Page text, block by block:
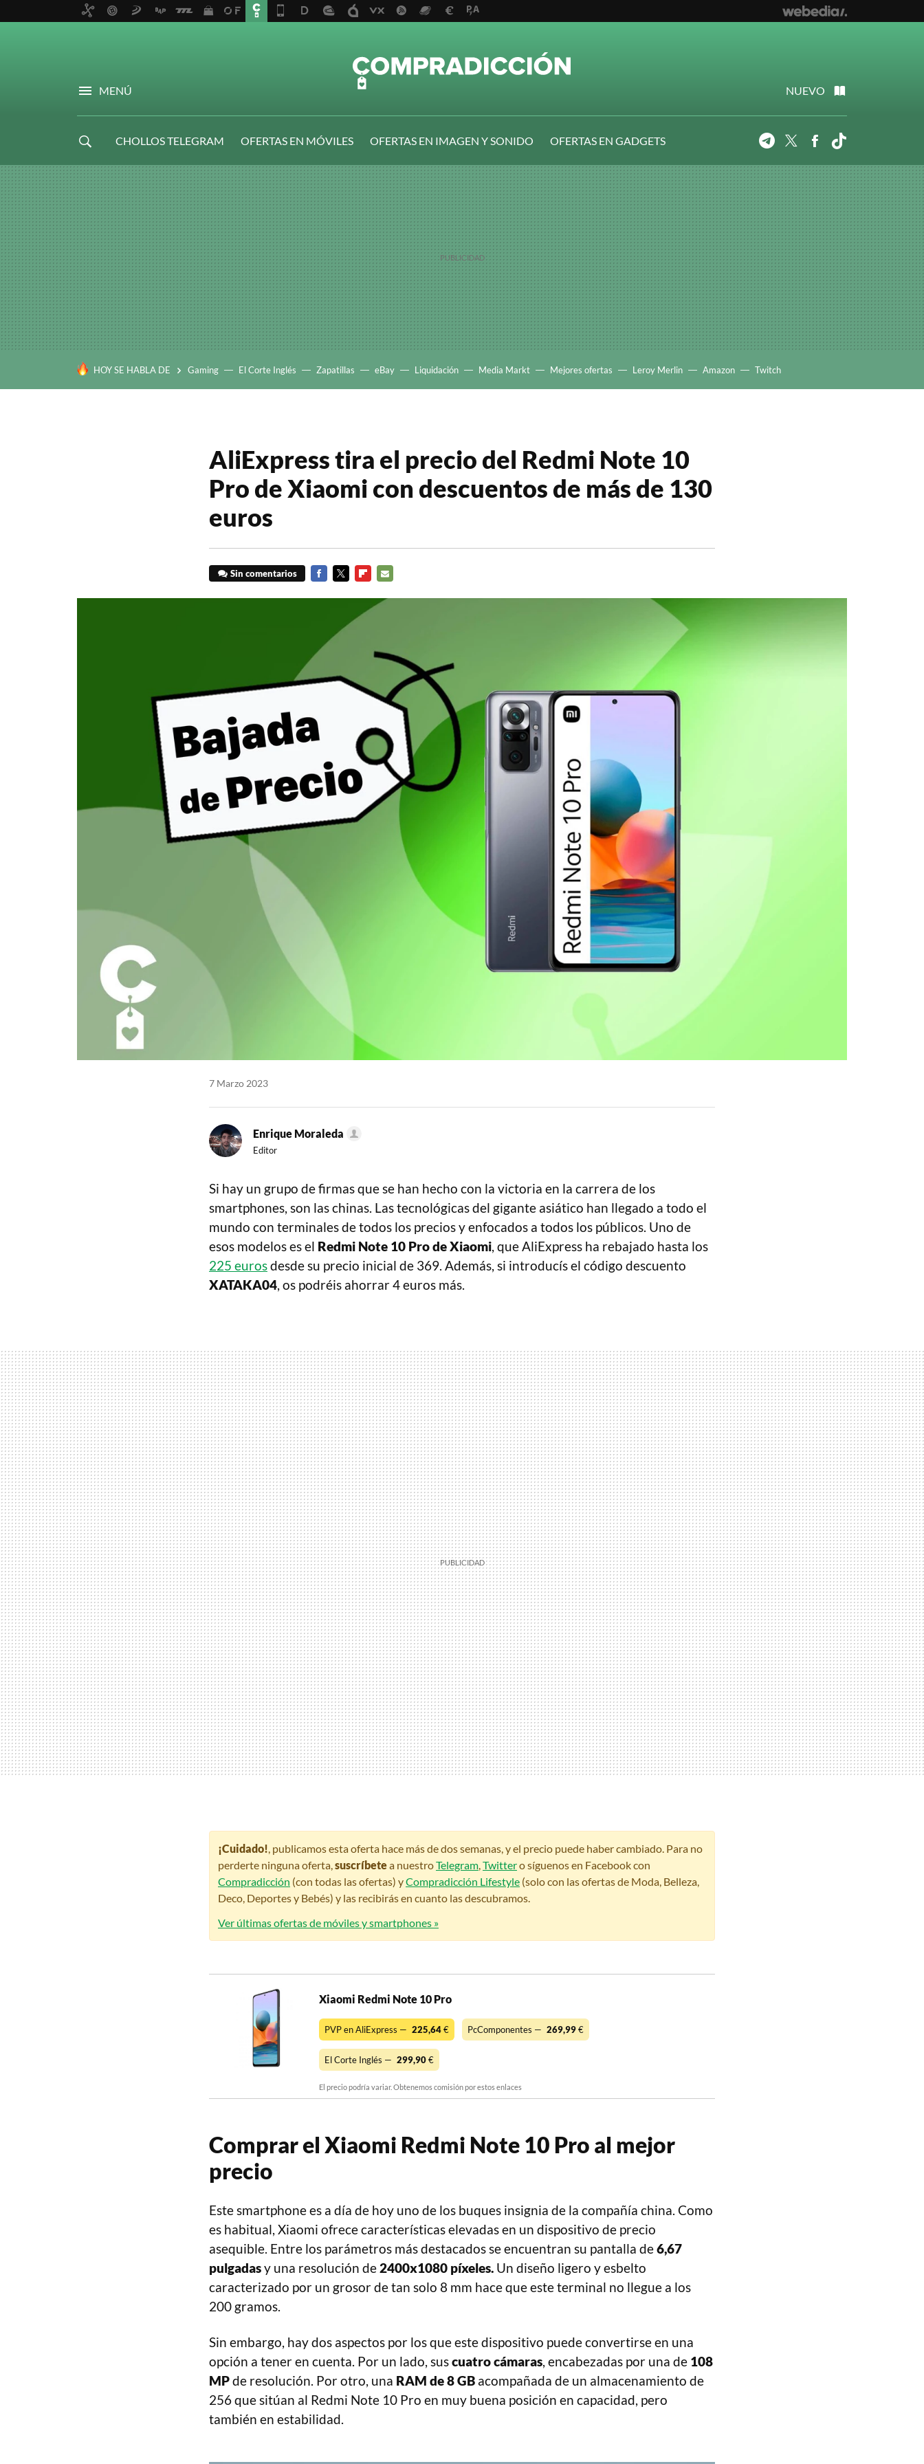
MENÚ NUEVO
CHOLLOS TELEGRAM OFERTAS EN MÓVILES OFERTAS EN IMAGEN Y SONIDO
OFERTAS EN GADGETS
TelegramTwitterFacebook
HOY SE HABLA DE Gaming El Corte Inglés Zapatillas eBay Liquidación Media Markt Mejores ofertas Leroy Merlin Amazon Twitch
AliExpress tira el precio del Redmi Note 10
Pro de Xiaomi con descuentos de más de 130
euros
Sin comentarios
MAIL
7 Marzo 2023
Enrique Moraleda
Editor
Si hay un grupo de firmas que se han hecho con la victoria en la carrera de los
smartphones, son las chinas. Las tecnológicas del gigante asiático han llegado a todo el
mundo con terminales de todos los precios y enfocados a todos los públicos. Uno de
esos modelos es el Redmi Note 10 Pro de Xiaomi, que AliExpress ha rebajado hasta los
225 eurosdesde su precio inicial de 369. Además, si introducís el código descuento
XATAKA04, os podréis ahorrar 4 euros más.
¡Cuidado!, publicamos esta oferta hace más de dos semanas, y el precio puede haber cambiado. Para no
perderte ninguna oferta,suscríbetea nuestroTelegram,Twittero síguenos en Facebook con
Compradicción (con todas las ofertas) yCompradicción Lifestyle (solo con las ofertas de Moda, Belleza,
Deco, Deportes y Bebés) y las recibirás en cuanto las descubramos.
Ver últimas ofertas de móviles y smartphones »
Xiaomi Redmi Note 10 Pro
PVP en AliExpress — 225,64€ PcComponentes — 269,99€
El Corte Inglés — 299,90€
El precio podría variar. Obtenemos comisión por estos enlaces
Comprar el Xiaomi Redmi Note 10 Pro al mejor
precio
Este smartphone es a día de hoy uno de los buques insignia de la compañía china. Como
es habitual, Xiaomi ofrece características elevadas en un dispositivo de precio
asequible. Entre los parámetros más destacados se encuentran su pantalla de6,67
pulgadasy una resolución de2400x1080 píxeles. Un diseño ligero y esbelto
caracterizado por un grosor de tan solo 8 mm hace que este terminal no llegue a los
200 gramos.
Sin embargo, hay dos aspectos por los que este dispositivo puede convertirse en una
opción a tener en cuenta. Por un lado, suscuatro cámaras, encabezadas por una de 108
MPde resolución. Por otro, una RAM de 8 GB acompañada de un almacenamiento de
256 que sitúan al Redmi Note 10 Pro en muy buena posición en capacidad, pero
también en estabilidad.